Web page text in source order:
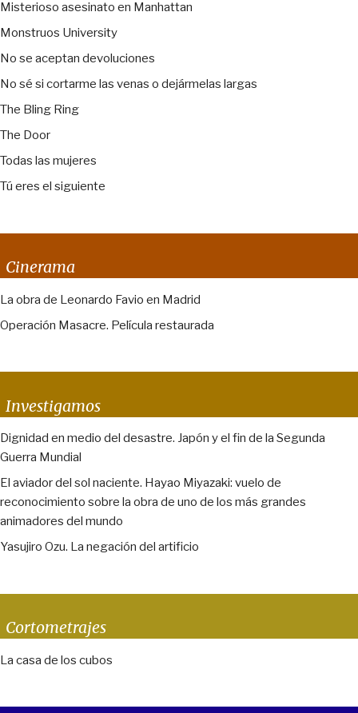
Misterioso asesinato en Manhattan
Monstruos University
No se aceptan devoluciones
No sé si cortarme las venas o dejármelas largas
The Bling Ring
The Door
Todas las mujeres
Tú eres el siguiente
Cinerama
La obra de Leonardo Favio en Madrid
Operación Masacre. Película restaurada
Investigamos
Dignidad en medio del desastre. Japón y el fin de la Segunda
Guerra Mundial
El aviador del sol naciente. Hayao Miyazaki: vuelo de
reconocimiento sobre la obra de uno de los más grandes
animadores del mundo
Yasujiro Ozu. La negación del artificio
Cortometrajes
La casa de los cubos